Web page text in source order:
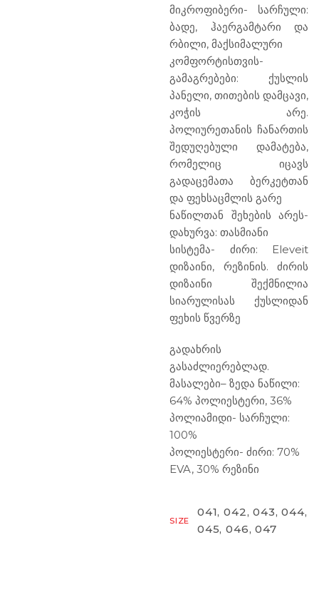
მიკროფიბერი- სარჩული:
ბადე, ჰაერგამტარი და
რბილი, მაქსიმალური
კომფორტისთვის-
გამაგრებები: ქუსლის
პანელი, თითების დამცავი,
კოჭის არე.
პოლიურეთანის ჩანართის
შედუღებული დამატება,
რომელიც იცავს
გადაცემათა ბერკეტთან
და ფეხსაცმლის გარე
ნაწილთან შეხების არეს-
დახურვა: თასმიანი
სისტემა- ძირი: Eleveit
დიზაინი, რეზინის. ძირის
დიზაინი შექმნილია
სიარულისას ქუსლიდან
ფეხის წვერზე
გადახრის
გასაძლიერებლად.
მასალები– ზედა ნაწილი:
64% პოლიესტერი, 36%
პოლიამიდი- სარჩული:
100%
პოლიესტერი- ძირი: 70%
EVA, 30% რეზინი
SIZE
041, 042, 043, 044,
045, 046, 047